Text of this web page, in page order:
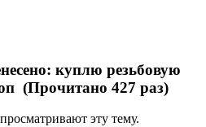
куплю резьбовую
(Прочитано 427 раз)
эту тему.